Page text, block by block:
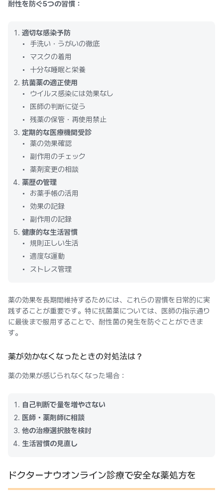
耐性を防ぐ5つの習慣：
適切な感染予防
手洗い・うがいの徹底
マスクの着用
十分な睡眠と栄養
抗菌薬の適正使用
ウイルス感染には効果なし
医師の判断に従う
残薬の保管・再使用禁止
定期的な医療機関受診
薬の効果確認
副作用のチェック
薬剤変更の相談
薬歴の管理
お薬手帳の活用
効果の記録
副作用の記録
健康的な生活習慣
規則正しい生活
適度な運動
ストレス管理
薬の効果を長期間維持するためには、これらの習慣を日常的に実
践することが重要です。特に抗菌薬については、医師の指示通り
に最後まで服用することで、耐性菌の発生を防ぐことができま
す。
薬が効かなくなったときの対処法は？
薬の効果が感じられなくなった場合：
自己判断で量を増やさない
医師・薬剤師に相談
他の治療選択肢を検討
生活習慣の見直し
ドクターナウオンライン診療で安全な薬処方を